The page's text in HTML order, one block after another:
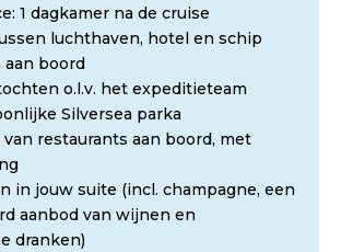
1 dagkamer na de cruise
luchthaven, hotel en schip
boord
o.l.v. het expeditieteam
Silversea parka
restaurants aan boord, met
in jouw suite (incl. champagne, een
aanbod van wijnen en
dranken)